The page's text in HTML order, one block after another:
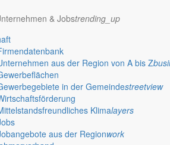
& Jobstrending_up
aus der Region von A bis Z
in der Gemeindestreetview
Klimalayers
aus der Regionwork